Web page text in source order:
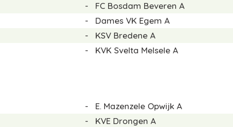
- FC Bosdam Beveren A
- Dames VK Egem A
- KSV Bredene A
- KVK Svelta Melsele A
- E. Mazenzele Opwijk A
- KVE Drongen A